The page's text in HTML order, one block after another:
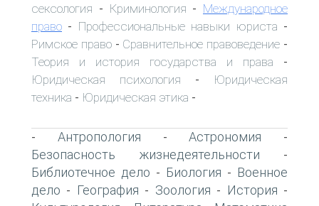
сексология - Криминология - Международное
право - Профессиональные навыки юриста -
Римское право- Сравнительное правоведение -
Теория и история государства и права -
Юридическая психология -
Юридическая
техника - Юридическая этика -
- Антропология -Астрономия -
Безопасность жизнедеятельности -
Библиотечное дело - Биология - Военное
дело - География - Зоология - История -